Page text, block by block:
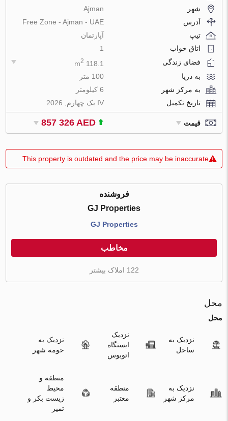
شهر
Ajman
آدرس
Free Zone - Ajman - UAE
تیپ
آپارتمان
اتاق خواب
1
فضای زندگی
118.1 m
2
به دریا
100 متر
به مرکز شهر
6 کیلومتر
تاریخ تکمیل
IV یک چهارم, 2026
قیمت 857 326 AED
This property is outdated and the price may be inaccurate
فروشنده
GJ Properties
GJ Properties
مخاطب
122 املاک بیشتر
محل
محل
نزدیک به
ساحل
نزدیک
ایستگاه
اتوبوس
نزدیک به
حومه شهر
نزدیک به
مرکز شهر
منطقه
معتبر
منطقه و
محیط
زیست بکر و
تمیز